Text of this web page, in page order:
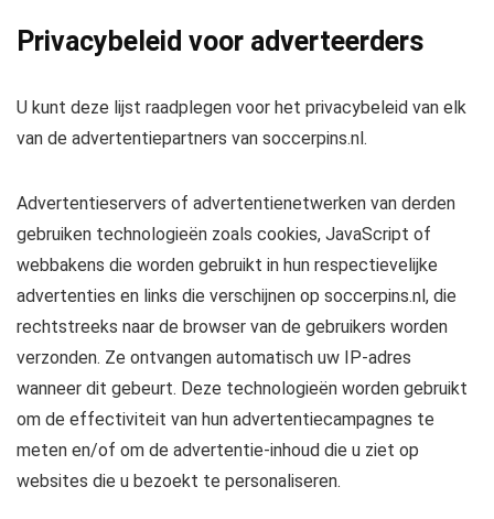
Privacybeleid voor adverteerders
U kunt deze lijst raadplegen voor het privacybeleid van elk
van de advertentiepartners van soccerpins.nl.
Advertentieservers of advertentienetwerken van derden
gebruiken technologieën zoals cookies, JavaScript of
webbakens die worden gebruikt in hun respectievelijke
advertenties en links die verschijnen op soccerpins.nl, die
rechtstreeks naar de browser van de gebruikers worden
verzonden. Ze ontvangen automatisch uw IP-adres
wanneer dit gebeurt. Deze technologieën worden gebruikt
om de effectiviteit van hun advertentiecampagnes te
meten en/of om de advertentie-inhoud die u ziet op
websites die u bezoekt te personaliseren.